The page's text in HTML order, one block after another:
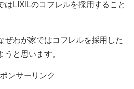
はLIXILのコフレルを採用すること
ぜわが家ではコフレルを採用した
と思います。
ンサーリンク